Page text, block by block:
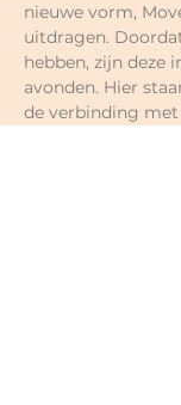
nieuwe vorm,
uitdragen.
hebben, zijn deze
avonden. Hier
de verbinding